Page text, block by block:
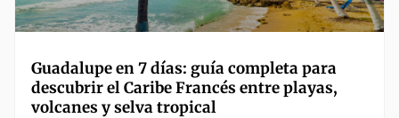
Guadalupe en 7 días: guía completa para
descubrir el Caribe Francés entre playas,
volcanes y selva tropical